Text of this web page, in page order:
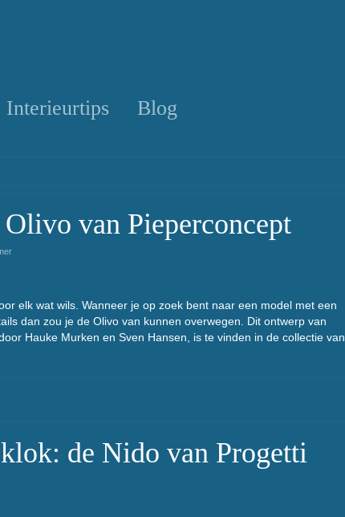
Interieurtips Blog
van Pieperconcept
elk wat wils. Wanneer je op zoek bent naar een model met een
dan zou je de Olivo van kunnen overwegen. Dit ontwerp van
Hauke Murken en Sven Hansen, is te vinden in de collectie van
de Nido van Progetti